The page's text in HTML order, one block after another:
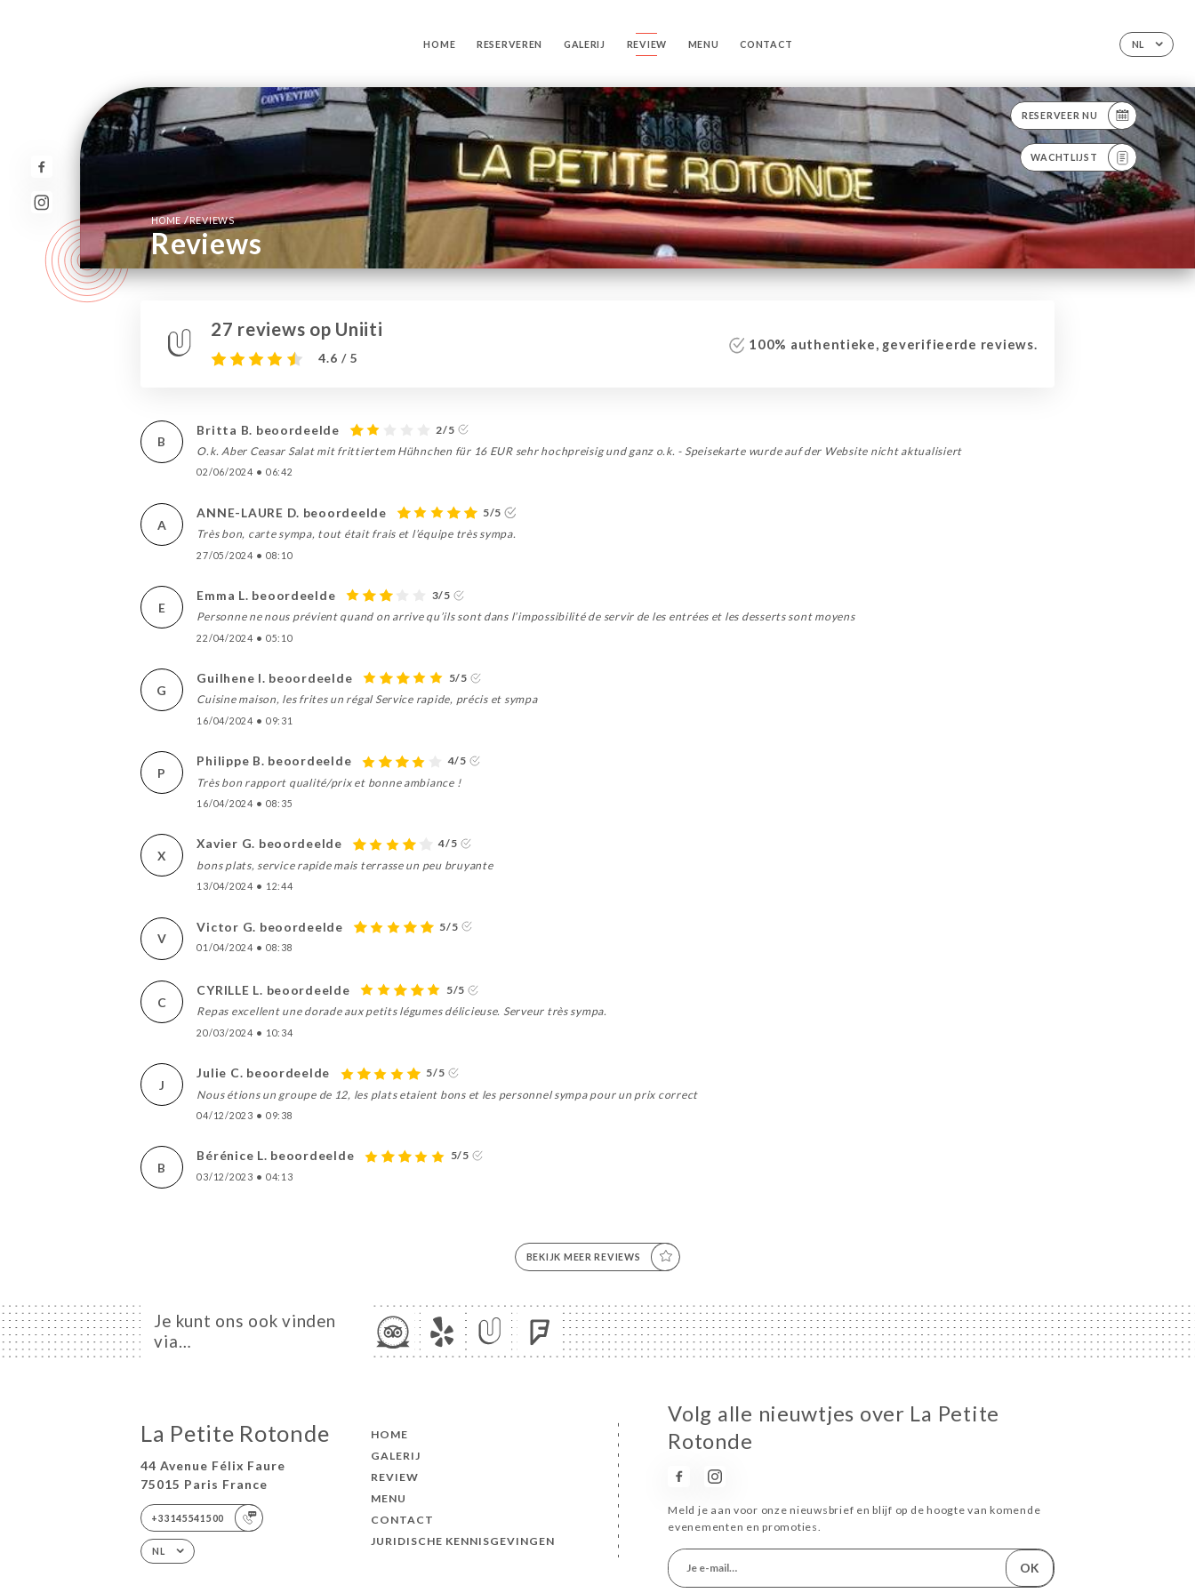
NL
HOME RESERVEREN GALERIJ REVIEW MENU CONTACT
RESERVEER NU
WACHTLIJST
HOME/REVIEWS
Reviews
27 reviews op Uniiti
4.6 / 5
100% authentieke, geverifieerde reviews.
B
Britta B. beoordeelde
2/5
O.k. Aber Ceasar Salat mit frittiertem Hühnchen für 16 EUR sehr hochpreisig und ganz o.k. - Speisekarte wurde auf der Website nicht aktualisiert
02/06/2024 • 06:42
A
ANNE-LAURE D. beoordeelde
5/5
Très bon, carte sympa, tout était frais et l’équipe très sympa.
27/05/2024 • 08:10
E
Emma L. beoordeelde
3/5
Personne ne nous prévient quand on arrive qu’ils sont dans l’impossibilité de servir de les entrées et les desserts sont moyens
22/04/2024 • 05:10
G
Guilhene I. beoordeelde
5/5
Cuisine maison, les frites un régal Service rapide, précis et sympa
16/04/2024 • 09:31
P
Philippe B. beoordeelde
4/5
Très bon rapport qualité/prix et bonne ambiance !
16/04/2024 • 08:35
X
Xavier G. beoordeelde
4/5
bons plats, service rapide mais terrasse un peu bruyante
13/04/2024 • 12:44
V
Victor G. beoordeelde 5/5
01/04/2024 • 08:38
C
CYRILLE L. beoordeelde
5/5
Repas excellent une dorade aux petits légumes délicieuse. Serveur très sympa.
20/03/2024 • 10:34
J
Julie C. beoordeelde
5/5
Nous étions un groupe de 12, les plats etaient bons et les personnel sympa pour un prix correct
04/12/2023 • 09:38
B
Bérénice L. beoordeelde 5/5
03/12/2023 • 04:13
BEKIJK MEER REVIEWS
Je kunt ons ook vinden
via…
La Petite Rotonde
44 Avenue Félix Faure
75015 Paris France
+33145541500
NL
HOME
GALERIJ
REVIEW
MENU
CONTACT
JURIDISCHE KENNISGEVINGEN
Volg alle nieuwtjes over La Petite
Rotonde
Meld je aan voor onze nieuwsbrief en blijf op de hoogte van komende
evenementen en promoties.
OK